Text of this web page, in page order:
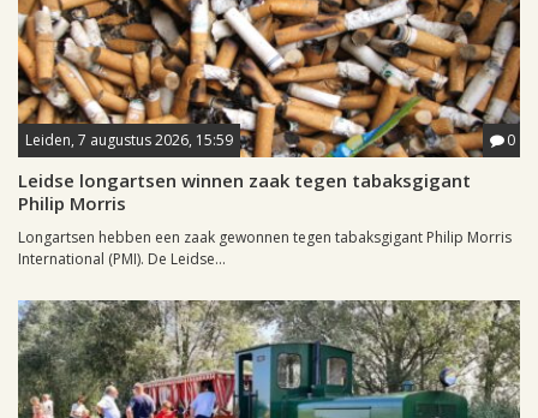
Leiden, 7 augustus 2026, 15:59 0
Leidse longartsen winnen zaak tegen tabaksgigant
Philip Morris
Longartsen hebben een zaak gewonnen tegen tabaksgigant Philip Morris
International (PMI). De Leidse...